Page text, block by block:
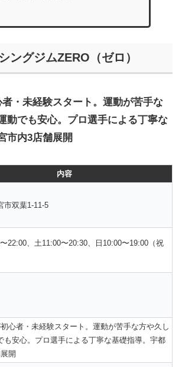
ングジムZERO（ゼロ）
・未経験スタート。運動が苦手な
動でも安心。プロ選手による丁寧な
市内3店舗展開
内容
市双葉1-11-5
22:00、土11:00〜20:30、日10:00〜19:00（祝
心者・未経験スタート。運動が苦手な方や久し
も安心。プロ選手による丁寧な基礎指導。宇都
開